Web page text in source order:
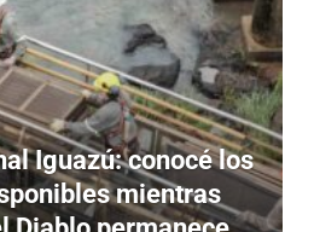
Iguazú: conocé los
mientras
Diablo permanece